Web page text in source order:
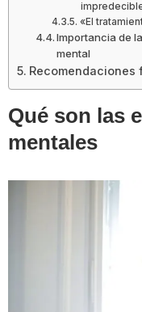
«El
Importancia de
mental
Recomendaciones
Qué son las
mentales